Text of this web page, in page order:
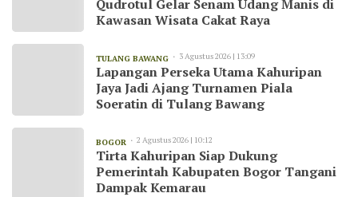
Qudrotul Gelar Senam Udang Manis di
Kawasan Wisata Cakat Raya
TULANG BAWANG 3 Agustus 2026 | 13:09
Lapangan Perseka Utama Kahuripan
Jaya Jadi Ajang Turnamen Piala
Soeratin di Tulang Bawang
BOGOR 2 Agustus 2026 | 10:12
Tirta Kahuripan Siap Dukung
Pemerintah Kabupaten Bogor Tangani
Dampak Kemarau